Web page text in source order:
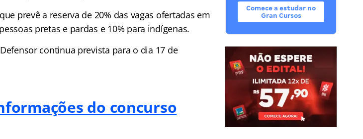
prevê a reserva de 20% das vagas ofertadas em
pretas e pardas e 10% para indígenas.
continua prevista para o dia 17 de
do concurso
Comece a estudar no
Gran Cursos